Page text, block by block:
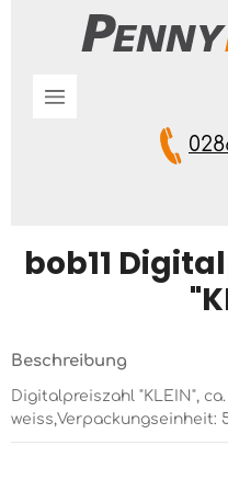
Zum Hauptinhalt springen
bob11
Beschreibung
Digitalpreiszahl "KLEIN", ca.
weiss,Verpackungseinheit: